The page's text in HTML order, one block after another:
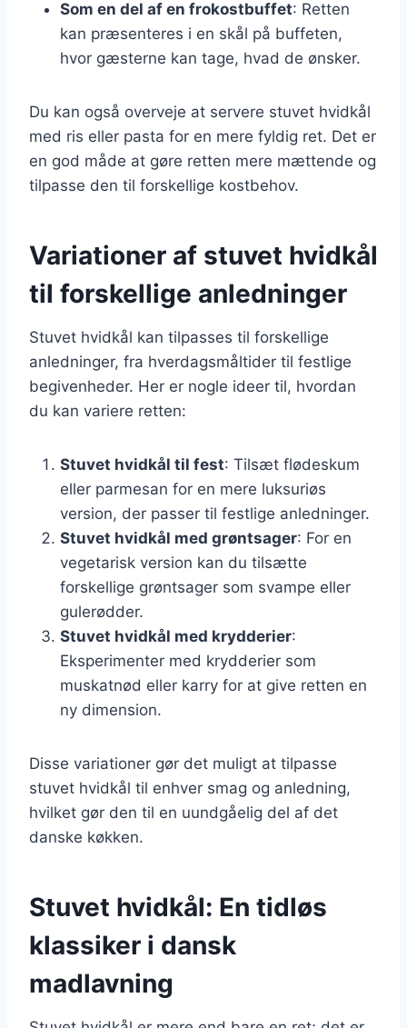
Som en del af en frokostbuffet: Retten
kan præsenteres i en skål på buffeten,
hvor gæsterne kan tage, hvad de ønsker.
Du kan også overveje at servere stuvet hvidkål
med ris eller pasta for en mere fyldig ret. Det er
en god måde at gøre retten mere mættende og
tilpasse den til forskellige kostbehov.
Variationer af stuvet hvidkål
til forskellige anledninger
Stuvet hvidkål kan tilpasses til forskellige
anledninger, fra hverdagsmåltider til festlige
begivenheder. Her er nogle ideer til, hvordan
du kan variere retten:
Stuvet hvidkål til fest: Tilsæt flødeskum
eller parmesan for en mere luksuriøs
version, der passer til festlige anledninger.
Stuvet hvidkål med grøntsager: For en
vegetarisk version kan du tilsætte
forskellige grøntsager som svampe eller
gulerødder.
Stuvet hvidkål med krydderier:
Eksperimenter med krydderier som
muskatnød eller karry for at give retten en
ny dimension.
Disse variationer gør det muligt at tilpasse
stuvet hvidkål til enhver smag og anledning,
hvilket gør den til en uundgåelig del af det
danske køkken.
Stuvet hvidkål: En tidløs
klassiker i dansk
madlavning